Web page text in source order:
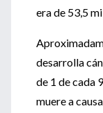
era de 53,5
desarrolla
de 1 de cada
muere a